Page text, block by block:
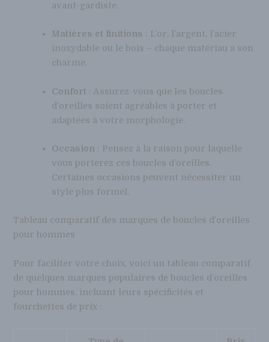
avant-gardiste.
Matières et finitions : L’or, l’argent, l’acier
inoxydable ou le bois – chaque matériau a son
charme.
Confort : Assurez-vous que les boucles
d’oreilles soient agréables à porter et
adaptées à votre morphologie.
Occasion : Pensez à la raison pour laquelle
vous porterez ces boucles d’oreilles.
Certaines occasions peuvent nécessiter un
style plus formel.
Tableau comparatif des marques de boucles d’oreilles
pour hommes
Pour faciliter votre choix, voici un tableau comparatif
de quelques marques populaires de boucles d’oreilles
pour hommes, incluant leurs spécificités et
fourchettes de prix :